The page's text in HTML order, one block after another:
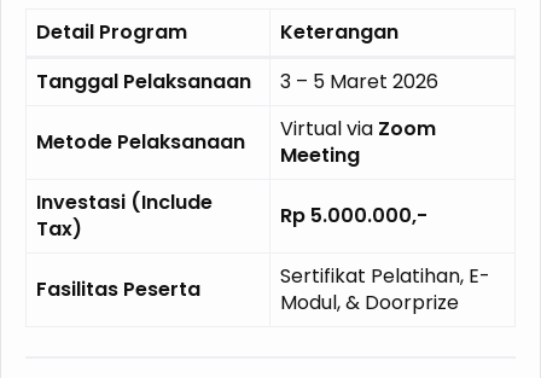
Detail Program
Keterangan
Tanggal Pelaksanaan
3 – 5 Maret 2026
Metode Pelaksanaan Virtual via Zoom
Meeting
Investasi (Include
Tax)
Rp 5.000.000,-
Fasilitas Peserta
Sertifikat Pelatihan, E-
Modul, & Doorprize